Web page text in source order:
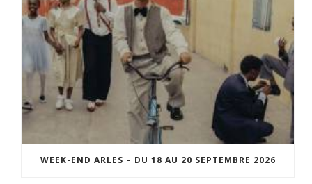
WEEK-END ARLES – DU 18 AU 20 SEPTEMBRE 2026